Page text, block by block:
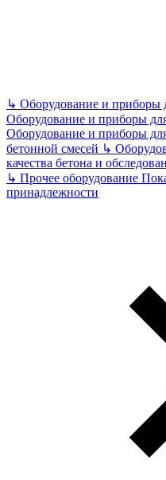
↳ Оборудование и приборы
Оборудование и приборы
Оборудование и приборы
бетонной смесей ↳
качества бетона и
↳ Прочее оборудование
принадлежности